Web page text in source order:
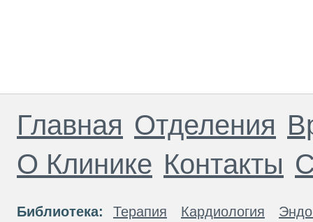
Главная Отделения
О Клинике Контакты
Библиотека: Терапия Кардиология